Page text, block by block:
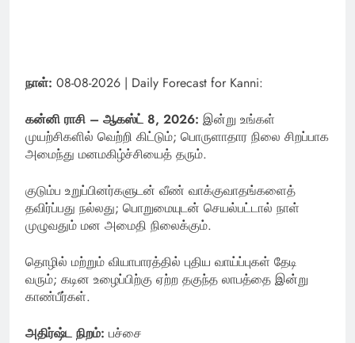
நாள்: 08-08-2026 | Daily Forecast for Kanni:
கன்னி ராசி – ஆகஸ்ட் 8, 2026: இன்று உங்கள்
முயற்சிகளில் வெற்றி கிட்டும்; பொருளாதார நிலை சிறப்பாக
அமைந்து மனமகிழ்ச்சியைத் தரும்.
குடும்ப உறுப்பினர்களுடன் வீண் வாக்குவாதங்களைத்
தவிர்ப்பது நல்லது; பொறுமையுடன் செயல்பட்டால் நாள்
முழுவதும் மன அமைதி நிலைக்கும்.
தொழில் மற்றும் வியாபாரத்தில் புதிய வாய்ப்புகள் தேடி
வரும்; கடின உழைப்பிற்கு ஏற்ற தகுந்த லாபத்தை இன்று
காண்பீர்கள்.
அதிர்ஷ்ட நிறம்: பச்சை